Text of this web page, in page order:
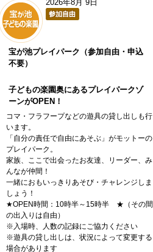
2026年8月 9日
宝が池プレイパーク（参加自由・申込
不要）
子どもの楽園奥にあるプレイパークゾ
ーンがOPEN！
コマ・フラフープなどの遊具の貸し出しも行
います。
「自分の責任で自由にあそぶ」がモットーの
プレイパーク。
家族、ここで出会ったお友達、リーダー、み
んなが仲間！
一緒におもいっきりあそび・チャレンジしま
しょう！
★OPEN時間：10時半～15時半 ★（その間
の出入りは自由）
※入場時、人数の記録にご協力ください
※遊具の貸し出しは、状況によって変更する
場合があります